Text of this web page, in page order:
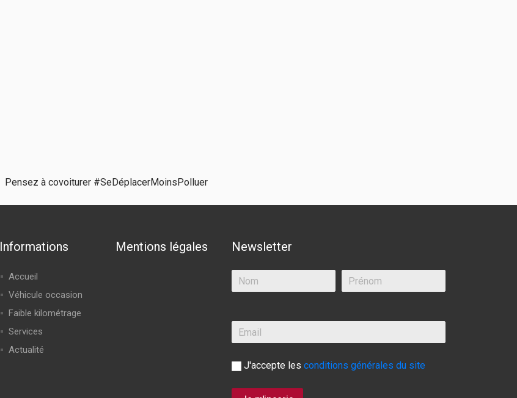
Pensez à covoiturer #SeDéplacerMoinsPolluer
Informations
Accueil
Véhicule occasion
Faible kilométrage
Services
Actualité
Mentions légales Newsletter
J'accepte les conditions générales du site